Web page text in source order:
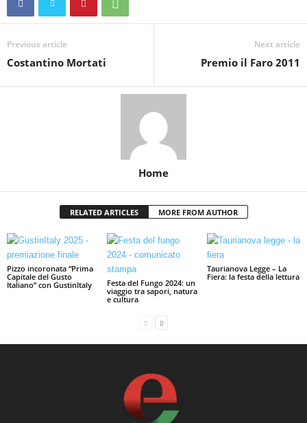
Previous article
Costantino Mortati
Next article
Premio il Faro 2011
Home
RELATED ARTICLES MORE FROM AUTHOR
Pizzo incoronata “Prima
Capitale del Gusto
Italiano” con GustinItaly
Festa del Fungo 2024: un
viaggio tra sapori, natura
e cultura
Taurianova Legge – La
Fiera: la festa della lettura